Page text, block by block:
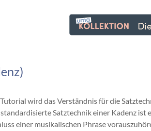
wird das Verständnis für die
Satztechnik einer Kadenz
einer musikalischen Phrase